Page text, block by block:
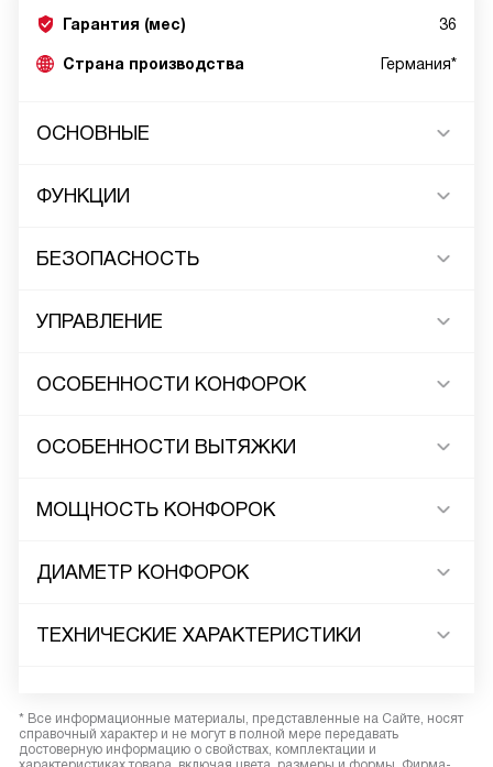
Гарантия (мес) 36
Страна производства Германия*
ОСНОВНЫЕ
ФУНКЦИИ
БЕЗОПАСНОСТЬ
УПРАВЛЕНИЕ
ОСОБЕННОСТИ КОНФОРОК
ОСОБЕННОСТИ ВЫТЯЖКИ
МОЩНОСТЬ КОНФОРОК
ДИАМЕТР КОНФОРОК
ТЕХНИЧЕСКИЕ ХАРАКТЕРИСТИКИ
* Все информационные материалы, представленные на Сайте, носят
справочный характер и не могут в полной мере передавать
достоверную информацию о свойствах, комплектации и